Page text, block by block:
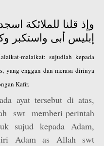
وإذ قلنا للملائكة
إبليس أبى واستكبر
malaikat: sujudlah kepada
yang enggan dan merasa dirinya
Kafir.
ayat tersebut di atas,
swt memberi perintah
sujud kepada Adam,
Adam as Allah swt